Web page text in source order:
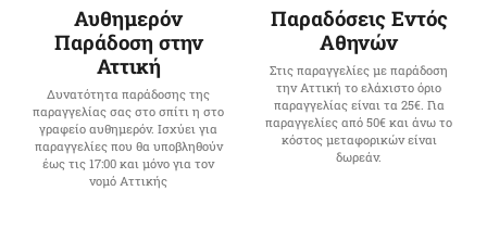
Αυθημερόν
Παράδοση στην
Αττική
Δυνατότητα παράδοσης της
παραγγελίας σας στο σπίτι η στο
γραφείο αυθημερόν. Ισχύει για
παραγγελίες που θα υποβληθούν
έως τις 17:00 και μόνο για τον
νομό Αττικής
Παραδόσεις Εντός
Αθηνών
Στις παραγγελίες με παράδοση
την Αττική το ελάχιστο όριο
παραγγελίας είναι τα 25€. Για
παραγγελίες από 50€ και άνω το
κόστος μεταφορικών είναι
δωρεάν.